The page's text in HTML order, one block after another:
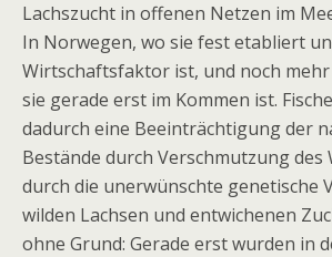
Lachszucht in offenen Netzen im
In Norwegen, wo sie fest etabliert
Wirtschaftsfaktor ist, und noch
sie gerade erst im Kommen ist.
dadurch eine Beeinträchtigung der
Bestände durch Verschmutzung des
durch die unerwünschte genetische
wilden Lachsen und entwichenen
ohne Grund: Gerade erst wurden in